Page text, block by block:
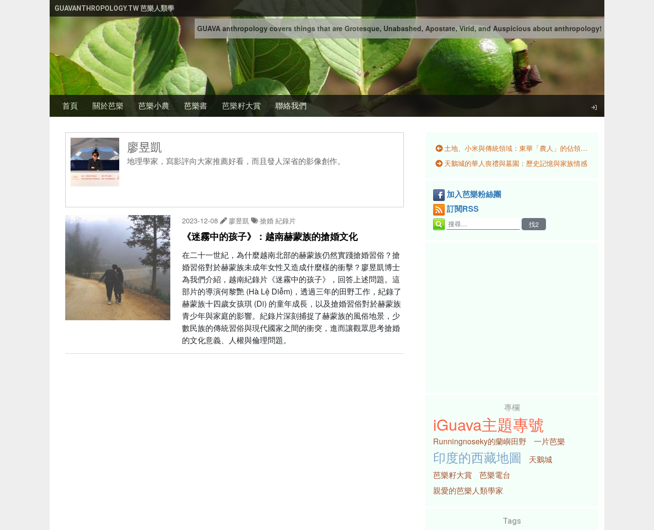
GUAVANTHROPOLOGY.TW 芭樂人類學
GUAVA anthropology covers things that are Grotesque, Unabashed, Apostate, Virid, and Auspicious about anthropology!
首頁 關於芭樂 芭樂小農 芭樂書 芭樂籽大賞 聯絡我們
廖昱凱
地理學家，寫影評向大家推薦好看，而且發人深省的影像創作。
2023-12-08 廖昱凱 搶婚紀錄片
《迷霧中的孩子》：越南赫蒙族的搶婚文化
在二十一世紀，為什麼越南北部的赫蒙族仍然實踐搶婚習俗？搶
婚習俗對於赫蒙族未成年女性又造成什麼樣的衝擊？廖昱凱博士
為我們介紹，越南紀錄片《迷霧中的孩子》，回答上述問題。這
部片的導演何黎艷 (Hà Lệ Diễm)，透過三年的田野工作，紀錄了
赫蒙族十四歲女孩琪 (Di) 的童年成長，以及搶婚習俗對於赫蒙族
青少年與家庭的影響。紀錄片深刻捕捉了赫蒙族的風俗地景，少
數民族的傳統習俗與現代國家之間的衝突，進而讓觀眾思考搶婚
的文化意義、人權與倫理問題。
土地、小米與傳統領域：東華「農人」的佔領運動與文化實踐
天鵝城的華人喪禮與墓園：歷史記憶與家族情感
加入芭樂粉絲團
訂閱RSS
專欄
iGuava主題專號
Runningnoseky的蘭嶼田野 一片芭樂
印度的西藏地圖
天鵝城
芭樂籽大賞
芭樂電台
親愛的芭樂人類學家
Tags